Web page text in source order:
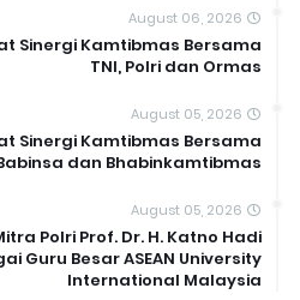
August 06, 2026
Sinergi Kamtibmas Bersama
TNI, Polri dan Ormas
August 05, 2026
Sinergi Kamtibmas Bersama
dan Bhabinkamtibmas
August 05, 2026
Polri Prof. Dr. H. Katno Hadi
Guru Besar ASEAN University
International Malaysia